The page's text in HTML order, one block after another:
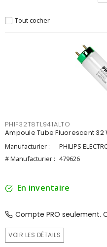
Tout cocher
PHIF32T8TL941ALTO
Ampoule Tube Fluorescent 32
Manufacturier :
PHILIPS
# Manufacturier : 479626
En inventaire
Compte PRO seulement.
VOIR LES DÉTAILS